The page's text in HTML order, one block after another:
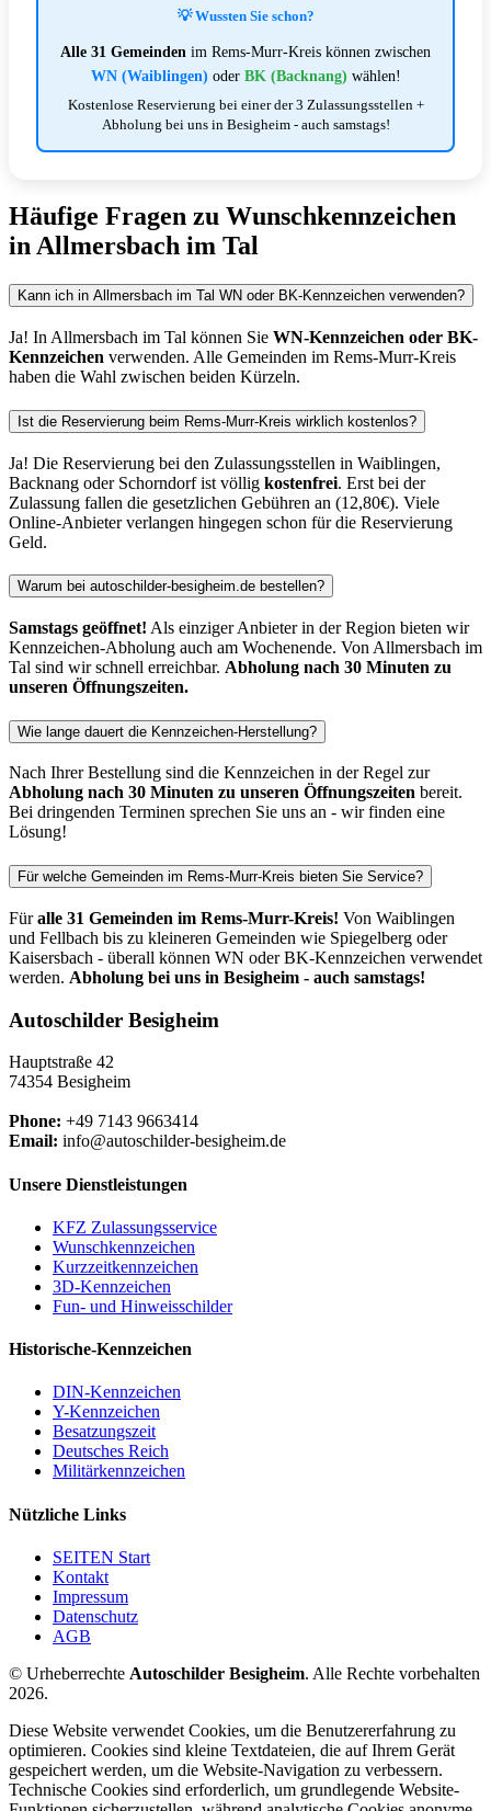
💡 Wussten Sie schon?
Alle 31 Gemeinden im Rems-Murr-Kreis können zwischen
WN (Waiblingen) oder BK (Backnang) wählen!
Kostenlose Reservierung bei einer der 3 Zulassungsstellen +
Abholung bei uns in Besigheim - auch samstags!
Häufige Fragen zu Wunschkennzeichen
in Allmersbach im Tal
Kann ich in Allmersbach im Tal WN oder BK-Kennzeichen verwenden?
Ja! In Allmersbach im Tal können Sie WN-Kennzeichen oder BK-
Kennzeichen verwenden. Alle Gemeinden im Rems-Murr-Kreis
haben die Wahl zwischen beiden Kürzeln.
Ist die Reservierung beim Rems-Murr-Kreis wirklich kostenlos?
Ja! Die Reservierung bei den Zulassungsstellen in Waiblingen,
Backnang oder Schorndorf ist völlig kostenfrei. Erst bei der
Zulassung fallen die gesetzlichen Gebühren an (12,80€). Viele
Online-Anbieter verlangen hingegen schon für die Reservierung
Geld.
Warum bei autoschilder-besigheim.de bestellen?
Samstags geöffnet! Als einziger Anbieter in der Region bieten wir
Kennzeichen-Abholung auch am Wochenende. Von Allmersbach im
Tal sind wir schnell erreichbar. Abholung nach 30 Minuten zu
unseren Öffnungszeiten.
Wie lange dauert die Kennzeichen-Herstellung?
Nach Ihrer Bestellung sind die Kennzeichen in der Regel zur
Abholung nach 30 Minuten zu unseren Öffnungszeiten bereit.
Bei dringenden Terminen sprechen Sie uns an - wir finden eine
Lösung!
Für welche Gemeinden im Rems-Murr-Kreis bieten Sie Service?
Füralle 31 Gemeinden im Rems-Murr-Kreis! Von Waiblingen
und Fellbach bis zu kleineren Gemeinden wie Spiegelberg oder
Kaisersbach - überall können WN oder BK-Kennzeichen verwendet
werden. Abholung bei uns in Besigheim - auch samstags!
Autoschilder Besigheim
Hauptstraße 42
74354 Besigheim
Phone: +49 7143 9663414
Email: info@autoschilder-besigheim.de
Unsere Dienstleistungen
KFZ Zulassungsservice
Wunschkennzeichen
Kurzzeitkennzeichen
3D-Kennzeichen
Fun- und Hinweisschilder
Historische-Kennzeichen
DIN-Kennzeichen
Y-Kennzeichen
Besatzungszeit
Deutsches Reich
Militärkennzeichen
Nützliche Links
SEITEN Start
Kontakt
Impressum
Datenschutz
AGB
© Urheberrechte Autoschilder Besigheim. Alle Rechte vorbehalten
2026.
Diese Website verwendet Cookies, um die Benutzererfahrung zu
optimieren. Cookies sind kleine Textdateien, die auf Ihrem Gerät
gespeichert werden, um die Website-Navigation zu verbessern.
Technische Cookies sind erforderlich, um grundlegende Website-